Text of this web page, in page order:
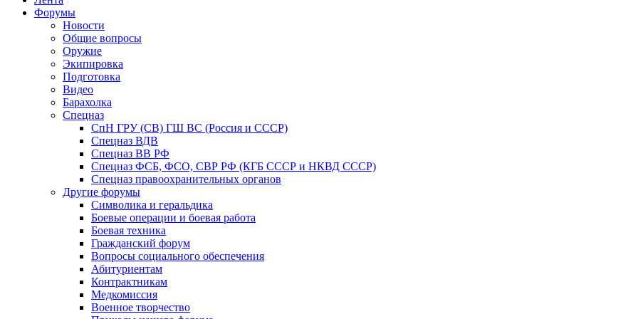
Форумы
Новости
Общие вопросы
Оружие
Экипировка
Подготовка
Видео
Барахолка
Спецназ
СпН ГРУ (СВ) ГШ ВС (Россия и СССР)
Спецназ ВДВ
Спецназ ВВ РФ
Спецназ ФСБ, ФСО, СВР РФ (КГБ СССР и НКВД СССР)
Спецназ правоохранительных органов
Другие форумы
Символика и геральдика
Боевые операции и боевая работа
Боевая техника
Гражданский форум
Вопросы социального обеспечения
Абитуриентам
Контрактникам
Медкомиссия
Военное творчество